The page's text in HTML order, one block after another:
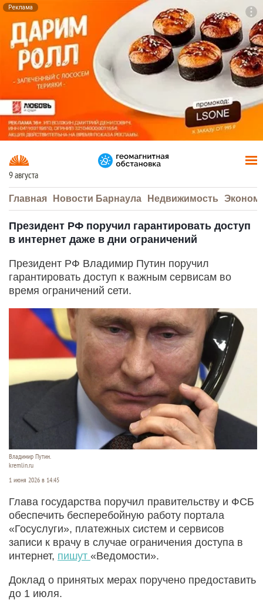
Реклама
9 августа
Главная Новости Барнаула Недвижимость
Президент РФ поручил гарантировать доступ
в интернет даже в дни ограничений
Президент РФ Владимир Путин поручил
гарантировать доступ к важным сервисам во
время ограничений сети.
Владимир Путин.
kremlin.ru
1 июня 2026 в 14:45
Глава государства поручил правительству и ФСБ
обеспечить бесперебойную работу портала
«Госуслуги», платежных систем и сервисов
записи к врачу в случае ограничения доступа в
интернет, пишут «Ведомости».
Доклад о принятых мерах поручено предоставить
до 1 июля.